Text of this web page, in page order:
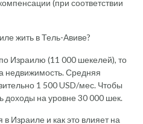
(при соответствии
жить в Тель-Авиве?
Израилю (11 000 шекелей), то
недвижимость. Средняя
1 500 USD/мес. Чтобы
доходы на уровне 30 000 шек.
Израиле и как это влияет на